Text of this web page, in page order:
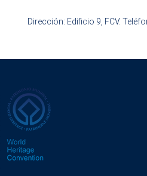
Dirección: Edificio 9, FCV.